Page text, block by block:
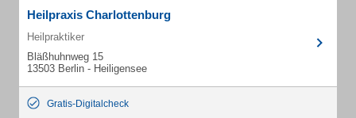
Heilpraxis Charlottenburg
Heilpraktiker
Bläßhuhnweg 15
13503 Berlin - Heiligensee
Gratis-Digitalcheck